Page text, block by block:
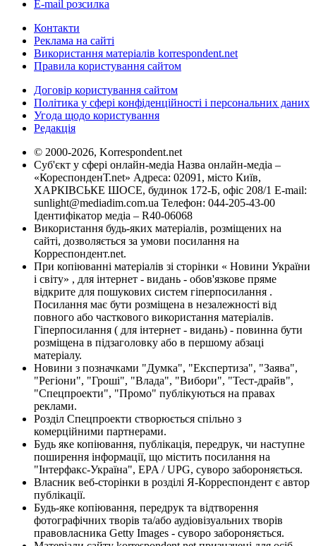
E-mail розсилка
Контакти
Реклама на сайті
Використання матеріалів korrespondent.net
Правила користування сайтом
Договір користування сайтом
Політика у сфері конфіденційності і персональних даних
Угода щодо користування
Редакція
© 2000-2026, Korrespondent.net
Суб'єкт у сфері онлайн-медіа Назва онлайн-медіа –
«КореспонденТ.net» Адреса: 02091, місто Київ,
ХАРКІВСЬКЕ ШОСЕ, будинок 172-Б, офіс 208/1 E-mail:
sunlight@mediadim.com.ua Телефон: 044-205-43-00
Ідентифікатор медіа – R40-06068
Використання будь-яких матеріалів, розміщених на
сайті, дозволяється за умови посилання на
Корреспондент.net.
При копіюванні матеріалів зі сторінки « Новини України
і світу» , для інтернет - видань - обов'язкове пряме
відкрите для пошукових систем гіперпосилання .
Посилання має бути розміщена в незалежності від
повного або часткового використання матеріалів.
Гіперпосилання ( для інтернет - видань) - повинна бути
розміщена в підзаголовку або в першому абзаці
матеріалу.
Новини з позначками "Думка", "Експертиза", "Заява",
"Регіони", "Гроші", "Влада", "Вибори", "Тест-драйв",
"Спецпроекти", "Промо" публікуються на правах
реклами.
Розділ Спецпроекти створюється спільно з
комерційними партнерами.
Будь яке копіювання, публікація, передрук, чи наступне
поширення інформації, що містить посилання на
"Інтерфакс-Україна", EPA / UPG, суворо забороняється.
Власник веб-сторінки в розділі Я-Корреспондент є автор
публікації.
Будь-яке копіювання, передрук та відтворення
фотографічних творів та/або аудіовізуальних творів
правовласника Getty Images - суворо забороняється.